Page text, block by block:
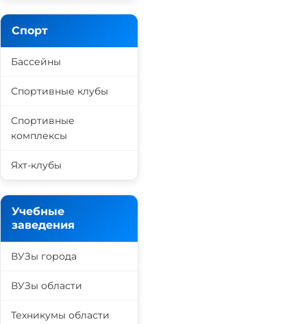
Спорт
Бассейны
Спортивные клубы
Спортивные
комплексы
Яхт-клубы
Учебные
заведения
ВУЗы города
ВУЗы области
Техникумы области